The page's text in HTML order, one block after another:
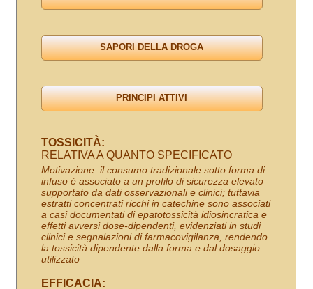
TOSSICITÀ:
RELATIVA A QUANTO SPECIFICATO
Motivazione: il consumo tradizionale sotto forma di
infuso è associato a un profilo di sicurezza elevato
supportato da dati osservazionali e clinici; tuttavia
estratti concentrati ricchi in catechine sono associati
a casi documentati di epatotossicità idiosincratica e
effetti avversi dose-dipendenti, evidenziati in studi
clinici e segnalazioni di farmacovigilanza, rendendo
la tossicità dipendente dalla forma e dal dosaggio
utilizzato
EFFICACIA: